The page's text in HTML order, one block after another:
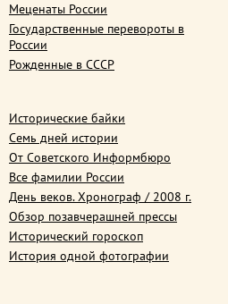
Меценаты России
Государственные перевороты в
России
Рожденные в СССР
Исторические байки
Семь дней истории
От Советского Информбюро
Все фамилии России
День веков. Хронограф / 2008 г.
Обзор позавчерашней прессы
Исторический гороскоп
История одной фотографии